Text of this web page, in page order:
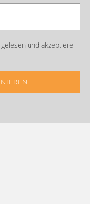
gelesen und akzeptiere